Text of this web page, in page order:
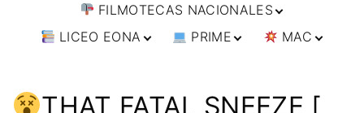
DIRECTORES (L-
W)
ANIMACIÓN
ARTES MARCIALES
FILMOTECAS NACIONALES
AFRICA
BRASIL
ASIA
INDIA
LICEO EONA
TALLERES
ONLINE
PRIME
IMPRESCINDIBLES
MAC
ANIME
THAT FATAL SNEEZE [